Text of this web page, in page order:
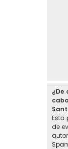
¿De
Esta
de